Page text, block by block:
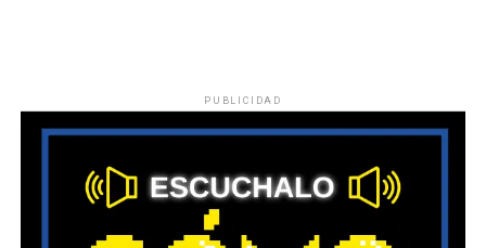
PUBLICIDAD